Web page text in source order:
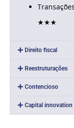
★★★
Direito fiscal
Reestruturações
Contencioso
Capital innovation